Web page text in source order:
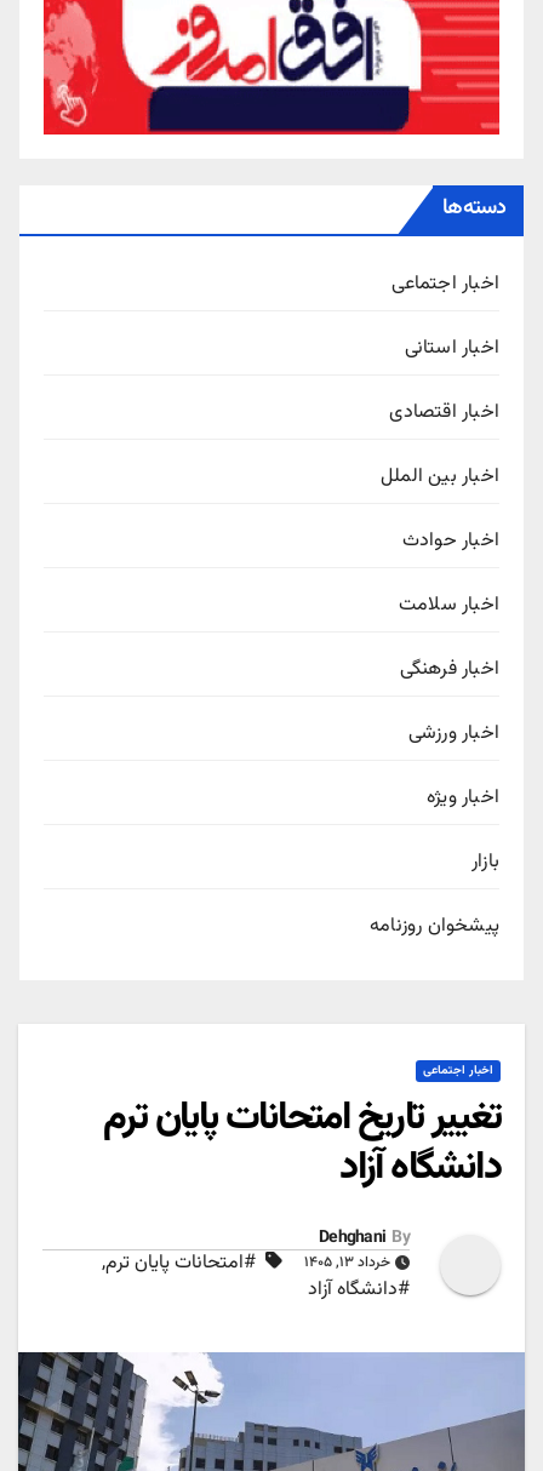
دسته‌ها
اخبار اجتماعی
اخبار استانی
اخبار اقتصادی
اخبار بین الملل
اخبار حوادث
اخبار سلامت
اخبار فرهنگی
اخبار ورزشی
اخبار ویژه
بازار
پیشخوان روزنامه
اخبار اجتماعی
تغییر تاریخ امتحانات پایان ترم
دانشگاه آزاد
By
Dehghani
خرداد ۱۳, ۱۴۰۵ #امتحانات پایان ترم,
#دانشگاه آزاد